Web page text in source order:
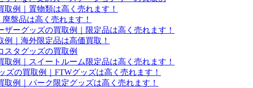
例｜置物類は高く売れます！
盤品は高く売れます！
ーグッズの買取例｜限定品は高く売れます！
｜海外限定品は高価買取！
スタグッズの買取例
例｜スイートルーム限定品は高く売れます！
の買取例｜FTWグッズは高く売れます！
例｜パーク限定グッズは高く売れます！